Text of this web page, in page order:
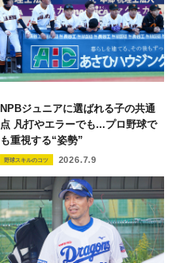
NPBジュニアに選ばれる子の共通
点 凡打やエラーでも...プロ野球で
も重視する“姿勢”
野球スキルのコツ 2026.7.9